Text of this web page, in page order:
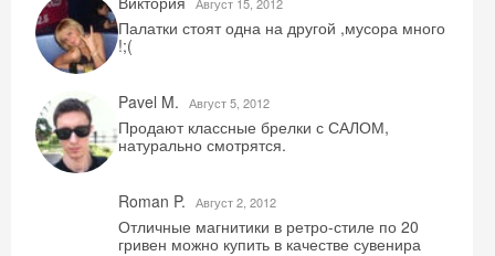
Палатки стоят одна на другой ,мусора много
!;(
Pavel M. Август 5, 2012
Продают классные брелки с САЛОМ,
натурально смотрятся.
Roman P. Август 2, 2012
Отличные магнитики в ретро-стиле по 20
гривен можно купить в качестве сувенира